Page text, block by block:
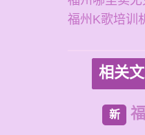
福州K歌培训
相关
新